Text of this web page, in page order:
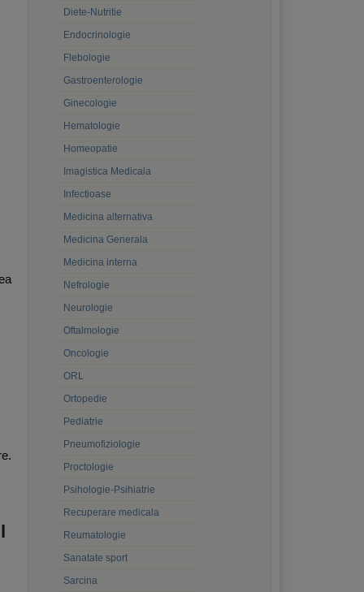
Diete-Nutritie
Endocrinologie
Flebologie
Gastroenterologie
Ginecologie
Hematologie
Homeopatie
Imagistica Medicala
Infectioase
Medicina alternativa
Medicina Generala
Medicina interna
Nefrologie
Neurologie
Oftalmologie
Oncologie
ORL
Ortopedie
Pediatrie
Pneumofiziologie
Proctologie
Psihologie-Psihiatrie
Recuperare medicala
Reumatologie
Sanatate sport
Sarcina